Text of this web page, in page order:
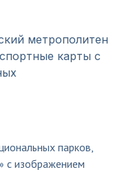
метрополитен
карты с
парков,
с изображением